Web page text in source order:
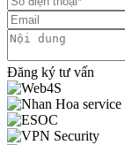
Đăng ký tư vấn